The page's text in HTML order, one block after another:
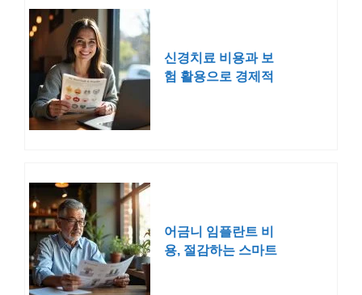
신경치료 비용과 보
험 활용으로 경제적
어금니 임플란트 비
용, 절감하는 스마트